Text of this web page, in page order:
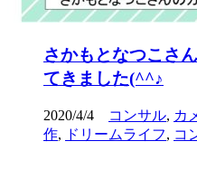
さかもとなつこさ
てきました(^^♪
2020/4/4 コンサル, カ
作, ドリームライフ, コ